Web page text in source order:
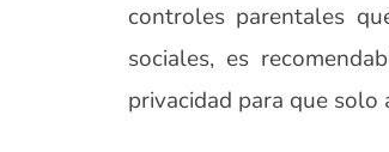
controles parentales
sociales, es
privacidad para que